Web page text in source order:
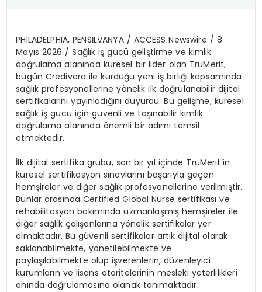
PHILADELPHIA, PENSİLVANYA / ACCESS Newswire / 8
Mayıs 2026 / Sağlık işgücü geliştirme ve kimlik
doğrulama alanında küresel bir lider olan TruMerit,
bugün Credivera ile kurduğu yeni işbirliği kapsamında
sağlık profesyonellerine yönelik ilk doğrulanabilir dijital
sertifikalarınıyayınladığınıduyurdu. Bu gelişme, küresel
sağlık işgücü için güvenli ve taşınabilir kimlik
doğrulama alanında önemli bir adımı temsil
etmektedir.
İlk dijital sertifika grubu, son bir yıl içinde TruMerit’in
küresel sertifikasyon sınavlarını başarıyla geçen
hemşireler ve diğer sağlık profesyonellerine verilmiştir.
Bunlar arasındaCertified Global Nurse sertifikasıve
rehabilitasyon bakımında uzmanlaşmışhemşireler ile
diğer sağlık çalışanlarına yönelik sertifikalar yer
almaktadır. Bu güvenli sertifikalar artık dijital olarak
saklanabilmekte, yönetilebilmekte ve
paylaşılabilmekte olup işverenlerin, düzenleyici
kurumların ve lisans otoritelerinin mesleki yeterlilikleri
anında doğrulamasına olanak tanımaktadır.